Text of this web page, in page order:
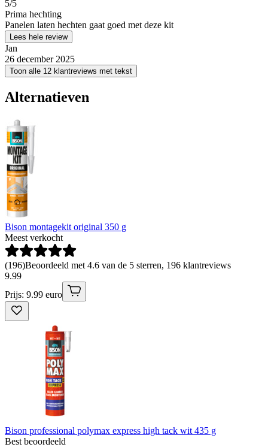
5/5
Prima hechting
Panelen laten hechten gaat goed met deze kit
Lees hele review
Jan
26 december 2025
Toon alle 12 klantreviews met tekst
Alternatieven
Bison montagekit original 350 g
Meest verkocht
(196)Beoordeeld met 4.6 van de 5 sterren, 196 klantreviews
9.99
Prijs: 9.99 euro
Bison professional polymax express high tack wit 435 g
Best beoordeeld